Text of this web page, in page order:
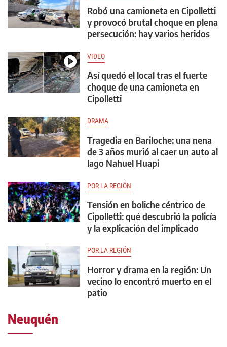
Robó una camioneta en Cipolletti
y provocó brutal choque en plena
persecución: hay varios heridos
VIDEO
Así quedó el local tras el fuerte
choque de una camioneta en
Cipolletti
DRAMA
Tragedia en Bariloche: una nena
de 3 años murió al caer un auto al
lago Nahuel Huapi
POR LA REGIÓN
Tensión en boliche céntrico de
Cipolletti: qué descubrió la policía
y la explicación del implicado
POR LA REGIÓN
Horror y drama en la región: Un
vecino lo encontró muerto en el
patio
Neuquén